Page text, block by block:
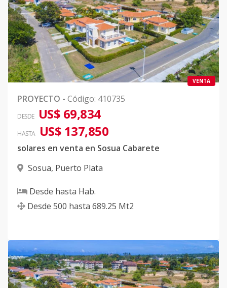
VENTA
PROYECTO - Código: 410735
DESDE US$ 69,834
HASTA US$ 137,850
solares en venta en Sosua Cabarete
Sosua, Puerto Plata
Desde hasta Hab.
Desde 500 hasta 689.25 Mt2